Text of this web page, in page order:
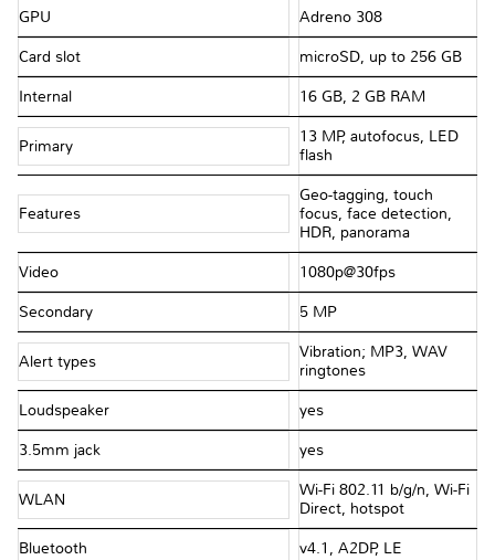
GPU Adreno 308
Card slot microSD, up to 256 GB
Internal 16 GB, 2 GB RAM
Primary
13 MP, autofocus, LED
flash
Features
Geo-tagging, touch
focus, face detection,
HDR, panorama
Video 1080p@30fps
Secondary 5 MP
Alert types
Vibration; MP3, WAV
ringtones
Loudspeaker yes
3.5mm jack yes
WLAN
Wi-Fi 802.11 b/g/n, Wi-Fi
Direct, hotspot
Bluetooth v4.1, A2DP, LE